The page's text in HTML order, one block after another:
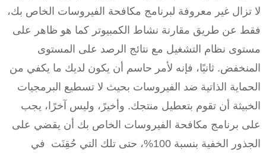
لا تزال غير معروفة لبرنامج مكافحة الفيروسات الخاص بك،
فقط عن طريق مقارنة نشاط الكمبيوتر كما هو ظاهر على
مستوى نظام التشغيل مع نتائج الرصد على المستوى
المنخفض. ثانيًا، فإنه لأمر حاسم أن يكون لديك ما يكفي من
الحماية الذاتية ضد الفيروسات بحيث لا تسطيع البرمجيات
الخبيثة أن تقوم بتعطيل منتجك. وأخيرً، وليس آخرًا، يجب
على برنامج مكافحة الفيروسات الخاص بك أن يقضي على
الجذور الخفية بنسبة 100%، حتى تلك التي حُقِنَت في